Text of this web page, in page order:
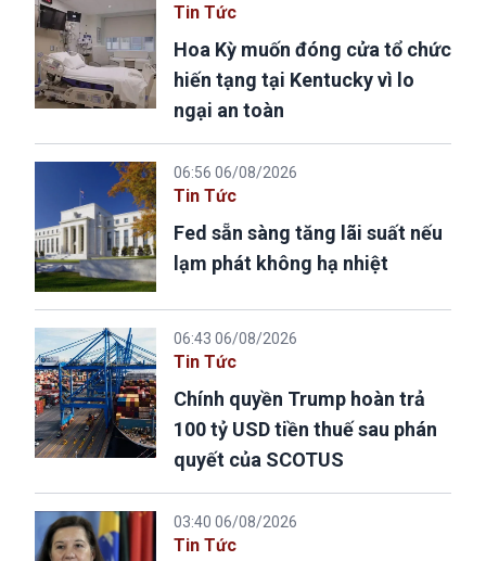
Tin Tức
Hoa Kỳ muốn đóng cửa tổ chức
hiến tạng tại Kentucky vì lo
ngại an toàn
06:56 06/08/2026
Tin Tức
Fed sẵn sàng tăng lãi suất nếu
lạm phát không hạ nhiệt
06:43 06/08/2026
Tin Tức
Chính quyền Trump hoàn trả
100 tỷ USD tiền thuế sau phán
quyết của SCOTUS
03:40 06/08/2026
Tin Tức